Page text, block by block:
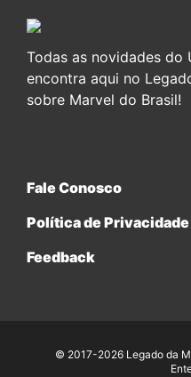
Todas as novidades do
encontra aqui no
sobre Marvel do Brasil!
Fale Conosco
Política de Privacidade
Feedback
© 2017-2026 Legado da